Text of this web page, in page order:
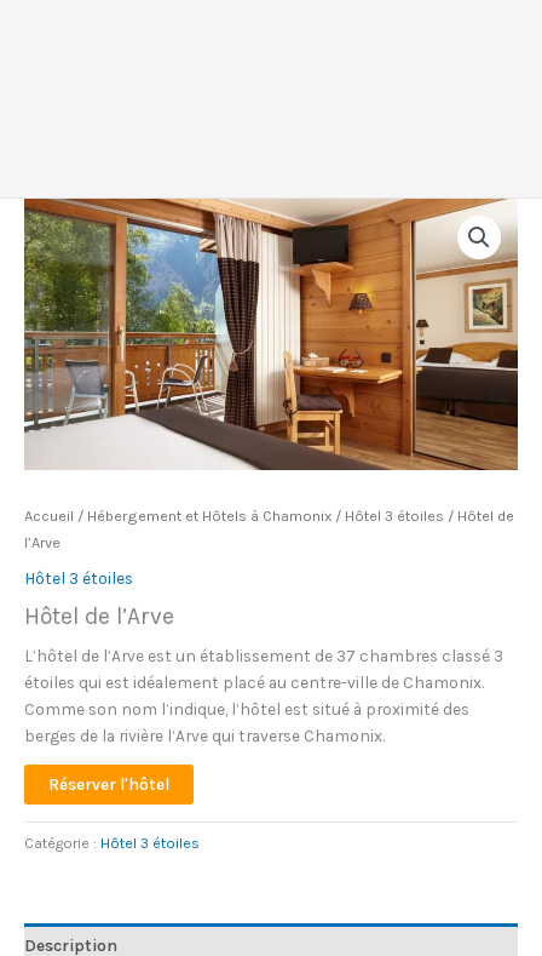
Accueil / Hébergement et Hôtels à Chamonix / Hôtel 3 étoiles / Hôtel de
l’Arve
Hôtel 3 étoiles
Hôtel de l’Arve
L’hôtel de l’Arve est un établissement de 37 chambres classé 3
étoiles qui est idéalement placé au centre-ville de Chamonix.
Comme son nom l’indique, l’hôtel est situé à proximité des
berges de la rivière l’Arve qui traverse Chamonix.
Réserver l'hôtel
Catégorie : Hôtel 3 étoiles
Description